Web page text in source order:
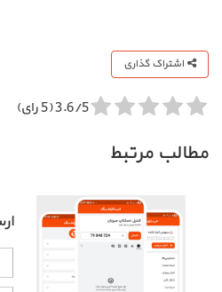
اشتراک گذاری
3.6/5 (5 رای)
مطالب مرتبط